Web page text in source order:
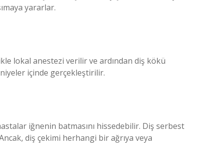
yararlar.
lokal anestezi verilir ve ardından diş kökü
içinde gerçekleştirilir.
iğnenin batmasını hissedebilir. Diş serbest
diş çekimi herhangi bir ağrıya veya